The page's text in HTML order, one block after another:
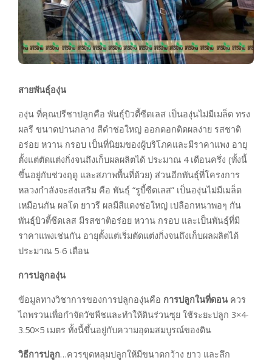
สายพันธุ์องุ่น
องุ่น ที่คุณปรีชาปลูกคือ พันธุ์บิวตี้ซีดเลส เป็นองุ่นไม่มีเมล็ด ทรง
ผลรี ขนาดปานกลาง สีดำช่อใหญ่ ออกดอกติดผลง่าย รสชาติ
อร่อย หวาน กรอบ เป็นที่นิยมของผู้บริโภคและมีราคาแพง อายุ
ตั้งแต่ตัดแต่งกิ่งจนถึงเก็บผลผลิตได้ ประมาณ 4 เดือนครึ่ง (ทั้งนี้
ขึ้นอยู่กับช่วงฤดู และสภาพพื้นที่ด้วย) ส่วนอีกพันธุ์ที่โครงการ
หลวงกำลังจะส่งเสริม คือ พันธุ์ “รูบี้ซีดเลส” เป็นองุ่นไม่มีเมล็ด
เหมือนกัน ผลโต ยาวรี ผลมีสีแดงช่อใหญ่ เปลือกหนาพอๆ กัน
พันธุ์บิวตี้ซีดเลส มีรสชาติอร่อย หวาน กรอบ และเป็นพันธุ์ที่มี
ราคาแพงเช่นกัน อายุตั้งแต่เริ่มตัดแต่งกิ่งจนถึงเก็บผลผลิตได้
ประมาณ 5-6 เดือน
การปลูกองุ่น
ข้อมูลทางวิชาการของการปลูกองุ่นคือ การปลูกในที่ดอน ควร
ไถพรวนเพื่อกำจัดวัชพืชและทำให้ดินร่วนซุย ใช้ระยะปลูก 3×4-
3.50×5 เมตร ทั้งนี้ขึ้นอยู่กับความอุดมสมบูรณ์ของดิน
วิธีการปลูก…ควรขุดหลุมปลูกให้มีขนาดกว้าง ยาว และลึก